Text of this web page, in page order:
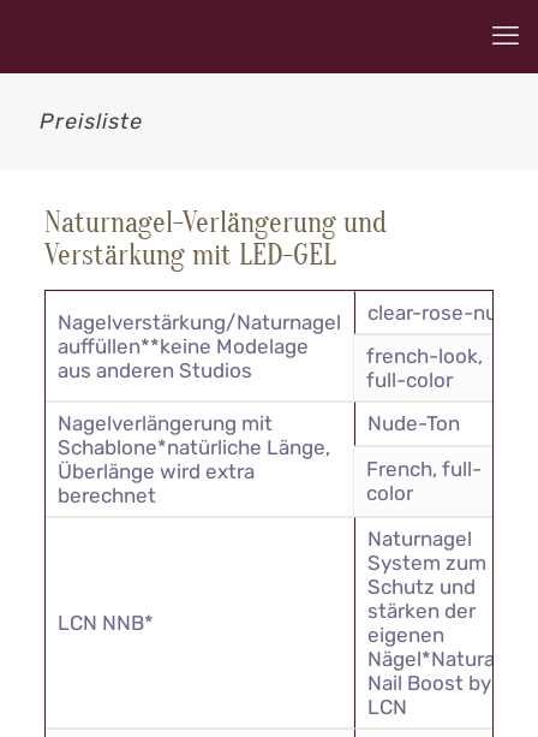
Preisliste
Naturnagel-Verlängerung und
Verstärkung mit LED-GEL
Nagelverstärkung/Naturnagel
auffüllen**keine Modelage
aus anderen Studios
clear-rose-nude
french-look,
full-color
Nagelverlängerung mit
Schablone*natürliche Länge,
Überlänge wird extra
berechnet
Nude-Ton
French, full-
color
LCN NNB*
Naturnagel
System zum
Schutz und
stärken der
eigenen
Nägel*Natural
Nail Boost by
LCN